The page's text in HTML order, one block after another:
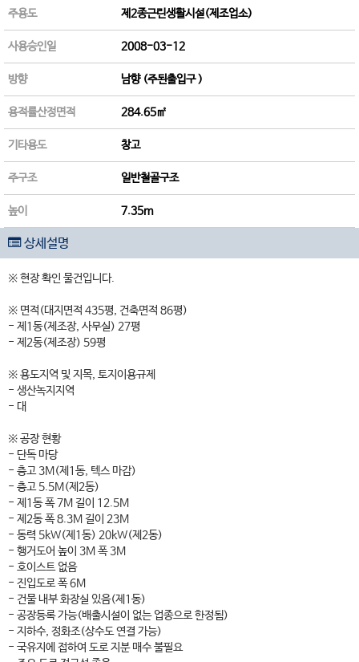
주용도 제2종근린생활시설(제조업소)
사용승인일 2008-03-12
방향 남향 (주된출입구 )
용적률산정면적 284.65㎡
기타용도 창고
주구조 일반철골구조
높이 7.35m
상세설명
※ 현장 확인 물건입니다.
※ 면적(대지면적 435평, 건축면적 86평)
- 제1동(제조장, 사무실) 27평
- 제2동(제조장) 59평
※ 용도지역 및 지목, 토지이용규제
- 생산녹지지역
- 대
※ 공장 현황
- 단독 마당
- 층고 3M(제1동, 텍스 마감)
- 층고 5.5M(제2동)
- 제1동 폭 7M 길이 12.5M
- 제2동 폭 8.3M 길이 23M
- 동력 5kW(제1동) 20kW(제2동)
- 행거도어 높이 3M 폭 3M
- 호이스트 없음
- 진입도로 폭 6M
- 건물 내부 화장실 있음(제1동)
- 공장등록 가능(배출시설이 없는 업종으로 한정됨)
- 지하수, 정화조(상수도 연결 가능)
- 국유지에 접하여 도로 지분 매수 불필요